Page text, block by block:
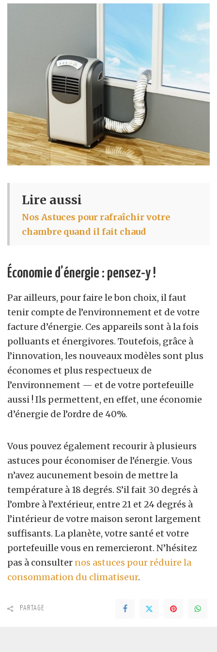
Lire aussi
Nos Astuces pour rafraîchir votre
chambre quand il fait chaud
Économie d’énergie : pensez-y !
Par ailleurs, pour faire le bon choix, il faut
tenir compte de l’environnement et de votre
facture d’énergie. Ces appareils sont à la fois
polluants et énergivores. Toutefois, grâce à
l’innovation, les nouveaux modèles sont plus
économes et plus respectueux de
l’environnement — et de votre portefeuille
aussi ! Ils permettent, en effet, une économie
d’énergie de l’ordre de 40%.
Vous pouvez également recourir à plusieurs
astuces pour économiser de l’énergie. Vous
n’avez aucunement besoin de mettre la
température à 18 degrés. S’il fait 30 degrés à
l’ombre à l’extérieur, entre 21 et 24 degrés à
l’intérieur de votre maison seront largement
suffisants. La planète, votre santé et votre
portefeuille vous en remercieront. N’hésitez
pas à consulter nos astuces pour réduire la
consommation du climatiseur.
PARTAGE